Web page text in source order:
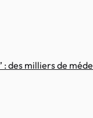
des milliers de